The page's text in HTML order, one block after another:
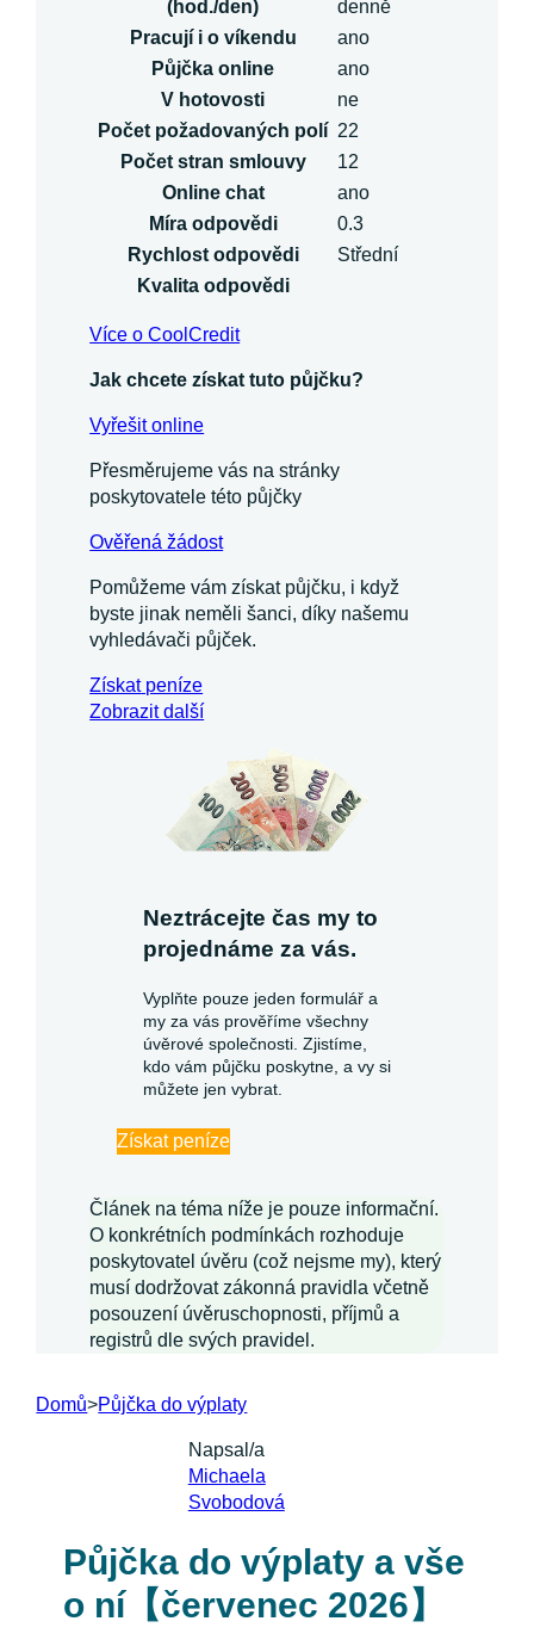
(hod./den)
denně
Pracují i o víkendu
ano
Půjčka online
ano
V hotovosti
ne
Počet požadovaných polí 22
Počet stran smlouvy
12
Online chat
ano
Míra odpovědi
0.3
Rychlost odpovědi
Střední
Kvalita odpovědi
Více o CoolCredit
Jak chcete získat tuto půjčku?
Vyřešit online
Přesměrujeme vás na stránky
poskytovatele této půjčky
Ověřená žádost
Pomůžeme vám získat půjčku, i když
byste jinak neměli šanci, díky našemu
vyhledávači půjček.
Získatpeníze
Zobrazit další
Neztrácejte čas my to
projednáme za vás.
Vyplňte pouze jeden formulář a
my za vás prověříme všechny
úvěrové společnosti. Zjistíme,
kdo vám půjčku poskytne, a vy si
můžete jen vybrat.
Získat peníze
Článek na téma níže je pouze informační.
O konkrétních podmínkách rozhoduje
poskytovatel úvěru (což nejsme my), který
musí dodržovat zákonná pravidla včetně
posouzení úvěruschopnosti, příjmů a
registrů dle svých pravidel.
Domů>Půjčka do výplaty
Napsal/a
Michaela
Svobodová
Půjčka do výplaty a vše
o ní【červenec 2026】